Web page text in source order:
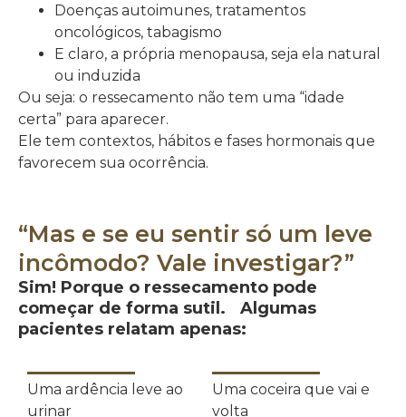
Doenças autoimunes, tratamentos
oncológicos, tabagismo
E claro, a própria menopausa, seja ela natural
ou induzida
Ou seja: o ressecamento não tem uma “idade
certa” para aparecer.
Ele tem contextos, hábitos e fases hormonais que
favorecem sua ocorrência.
“Mas e se eu sentir só um leve
incômodo? Vale investigar?”
Sim! Porque o ressecamento pode
começar de forma sutil. Algumas
pacientes relatam apenas:
Uma ardência leve ao
urinar
Uma coceira que vai e
volta